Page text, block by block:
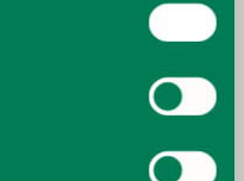
weiterhin nutzen.